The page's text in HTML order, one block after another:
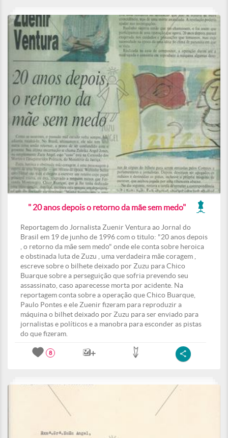
" 20 anos depois o retorno da mãe sem medo"
Reportagem do Jornalista Zuenir Ventura ao Jornal do
Brasil em 19 de junho de 1996 com o titulo: "20 anos depois
, o retorno da mãe sem medo" onde ele conta sobre heroica
e obstinada luta de Zuzu , uma verdadeira mãe coragem ,
escreve sobre o bilhete deixado por Zuzu para Chico
Buarque sobre a perseguição que sofria prevendo seu
assassinato, caso aparecesse morta por acidente. Na
reportagem conta sobre a operação que Chico Buarque,
Paulo Pontes e ele Zuenir fizeram para reproduzir a
máquina o bilhet deixado por Zuzu para ser enviado para
jornalistas e políticos e a manobra para esconder as pistas
do que fizeram.
8